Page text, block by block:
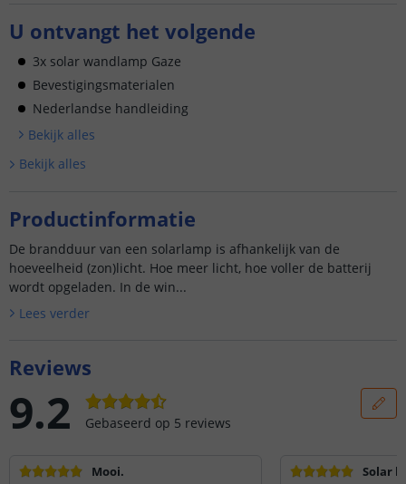
U ontvangt het volgende
3x solar wandlamp Gaze
Bevestigingsmaterialen
Nederlandse handleiding
Bekijk alles
Bekijk alles
Productinformatie
De brandduur van een solarlamp is afhankelijk van de
hoeveelheid (zon)licht. Hoe meer licht, hoe voller de batterij
wordt opgeladen. In de win...
Lees verder
Reviews
9.2 Gebaseerd op 5 reviews
Mooi.
Solar